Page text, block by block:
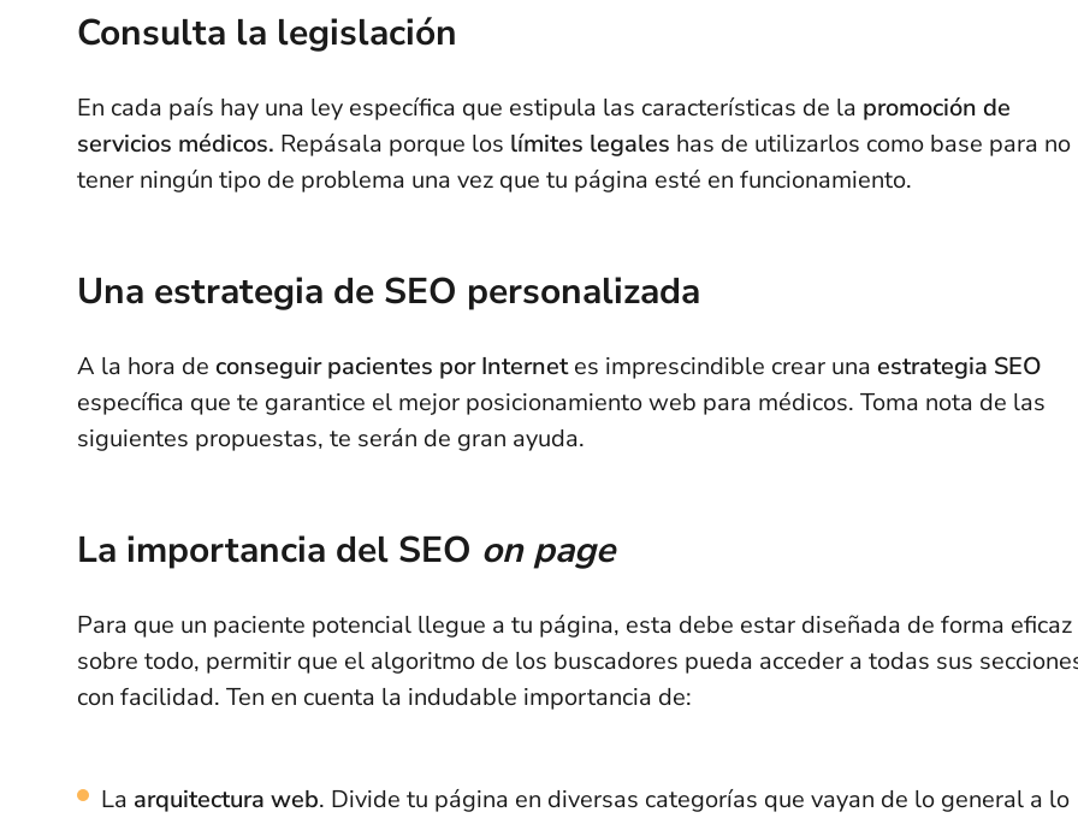
Consulta la legislación
En cada país hay una ley específica que estipula las características de la promoción de
servicios médicos. Repásala porque los límites legales has de utilizarlos como base para no
tener ningún tipo de problema una vez que tu página esté en funcionamiento.
Una estrategia de SEO personalizada
A la hora de conseguir pacientes por Internetes imprescindible crear una estrategia SEO
específica que te garantice el mejor posicionamiento web para médicos. Toma nota de las
siguientes propuestas, te serán de gran ayuda.
La importancia del SEO on page
Para que un paciente potencial llegue a tu página, esta debe estar diseñada de forma eficaz
sobre todo, permitir que el algoritmo de los buscadores pueda acceder a todas sus
con facilidad. Ten en cuenta la indudable importancia de:
La arquitectura web. Divide tu página en diversas categorías que vayan de lo general a lo